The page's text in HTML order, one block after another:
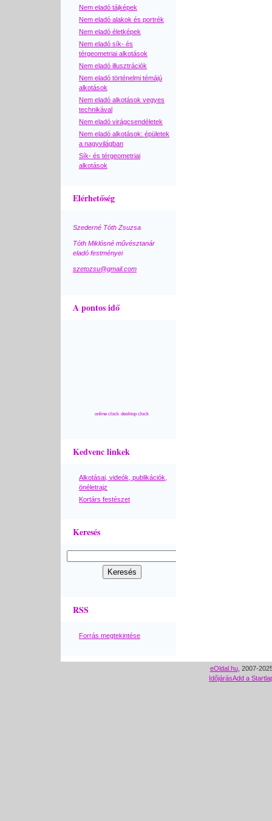
Nem eladó tájképek
Nem eladó alakok és portrék
Nem eladó életképek
Nem eladó sík- és
térgeometriai alkotások
Nem eladó illusztrációk
Nem eladó történelmi témájú
alkotások
Nem eladó alkotások vegyes
technikával
Nem eladó virágcsendéletek
Nem eladó alkotások: épületek
a nagyvilágban
Sík- és térgeometriai
alkotások
Elérhetőség
Szederné Tóth Zsuzsa
Tóth Miklósné művésztanár
eladó festményei
szetozsu@gmail.com
A pontos idő
online clock desktop clock
Kedvenc linkek
Alkotásai, videók, publikációk,
önéletrajz
Kortárs festészet
Keresés
RSS
Forrás megtekintése
eOldal.hu, 2007-
IdőjárásAdd a